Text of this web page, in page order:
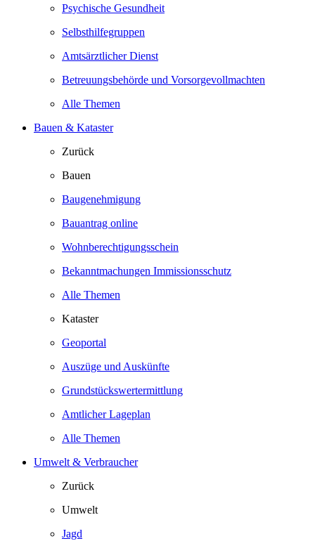
Psychische Gesundheit
Selbsthilfegruppen
Amtsärztlicher Dienst
Betreuungsbehörde und Vorsorgevollmachten
Alle Themen
Bauen & Kataster
Zurück
Bauen
Baugenehmigung
Bauantrag online
Wohnberechtigungsschein
Bekanntmachungen Immissionsschutz
Alle Themen
Kataster
Geoportal
Auszüge und Auskünfte
Grundstückswertermittlung
Amtlicher Lageplan
Alle Themen
Umwelt & Verbraucher
Zurück
Umwelt
Jagd